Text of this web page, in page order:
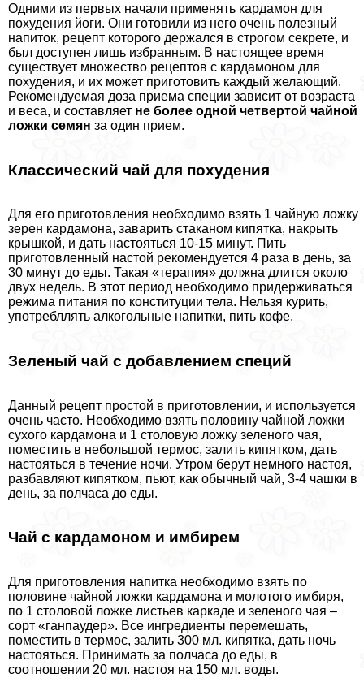
Одними из первых начали применять кардамон для
похудения йоги. Они готовили из него очень полезный
напиток, рецепт которого держался в строгом секрете, и
был доступен лишь избранным. В настоящее время
существует множество рецептов с кардамоном для
похудения, и их может приготовить каждый желающий.
Рекомендуемая доза приема специи зависит от возраста
и веса, и составляет не более одной четвертой чайной
ложки семян за один прием.
Классический чай для похудения
Для его приготовления необходимо взять 1 чайную ложку
зерен кардамона, заварить стаканом кипятка, накрыть
крышкой, и дать настояться 10-15 минут. Пить
приготовленный настой рекомендуется 4 раза в день, за
30 минут до еды. Такая «терапия» должна длится около
двух недель. В этот период необходимо придерживаться
режима питания по конституции тела. Нельзя курить,
употрeбллять алкогольные напитки, пить кофе.
Зеленый чай с добавлением специй
Данный рецепт простой в приготовлении, и используется
очень часто. Необходимо взять половину чайной ложки
сухого кардамона и 1 столовую ложку зеленого чая,
поместить в небольшой термос, залить кипятком, дать
настояться в течение ночи. Утром берут немного настоя,
разбавляют кипятком, пьют, как обычный чай, 3-4 чашки в
день, за полчаса до еды.
Чай с кардамоном и имбирем
Для приготовления напитка необходимо взять по
половине чайной ложки кардамона и молотого имбиря,
по 1 столовой ложке листьев каркаде и зеленого чая –
сорт «ганпаудер». Все ингредиенты перемешать,
поместить в термос, залить 300 мл. кипятка, дать ночь
настояться. Принимать за полчаса до еды, в
соотношении 20 мл. настоя на 150 мл. воды.